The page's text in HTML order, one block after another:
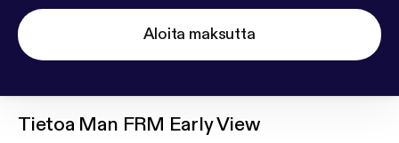
Aloita maksutta
Tietoa Man FRM Early View